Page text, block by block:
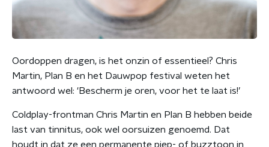
Oordoppen dragen, is het onzin of essentieel? Chris
Martin, Plan B en het Dauwpop festival weten het
antwoord wel: 'Bescherm je oren, voor het te laat is!’
Coldplay-frontman Chris Martin en Plan B hebben beide
last van tinnitus, ook wel oorsuizen genoemd. Dat
houdt in dat ze een permanente piep- of buzztoon in